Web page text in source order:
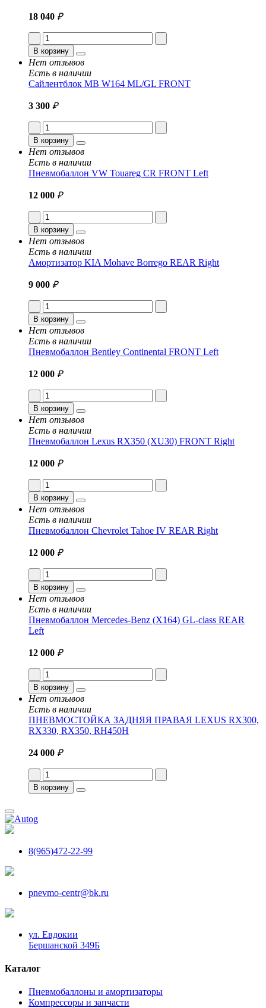
18 040 ₽
В корзину
Нет отзывов
Есть в наличии
Сайлентблок MB W164 ML/GL FRONT
3 300 ₽
В корзину
Нет отзывов
Есть в наличии
Пневмобаллон VW Touareg CR FRONT Left
12 000 ₽
В корзину
Нет отзывов
Есть в наличии
Амортизатор KIA Mohave Borrego REAR Right
9 000 ₽
В корзину
Нет отзывов
Есть в наличии
Пневмобаллон Bentley Continental FRONT Left
12 000 ₽
В корзину
Нет отзывов
Есть в наличии
Пневмобаллон Lexus RX350 (XU30) FRONT Right
12 000 ₽
В корзину
Нет отзывов
Есть в наличии
Пневмобаллон Chevrolet Tahoe IV REAR Right
12 000 ₽
В корзину
Нет отзывов
Есть в наличии
Пневмобаллон Mercedes-Benz (X164) GL-class REAR
Left
12 000 ₽
В корзину
Нет отзывов
Есть в наличии
ПНЕВМОСТОЙКА ЗАДНЯЯ ПРАВАЯ LEXUS RX300,
RX330, RX350, RH450H
24 000 ₽
В корзину
8(965)472-22-99
pnevmo-centr@bk.ru
ул. Евдокии
Бершанской 349Б
Каталог
Пневмобаллоны и амортизаторы
Компрессоры и запчасти